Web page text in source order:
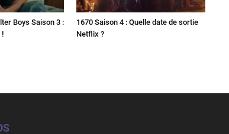
Boys Saison 3 :
!
1670 Saison 4 : Quelle date de sortie
Netflix ?